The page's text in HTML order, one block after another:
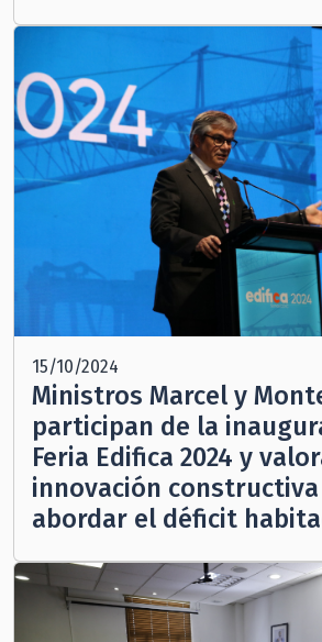
15/10/2024
Ministros Marcel y
participan de la
Feria Edifica 2024 y
innovación
abordar el déficit